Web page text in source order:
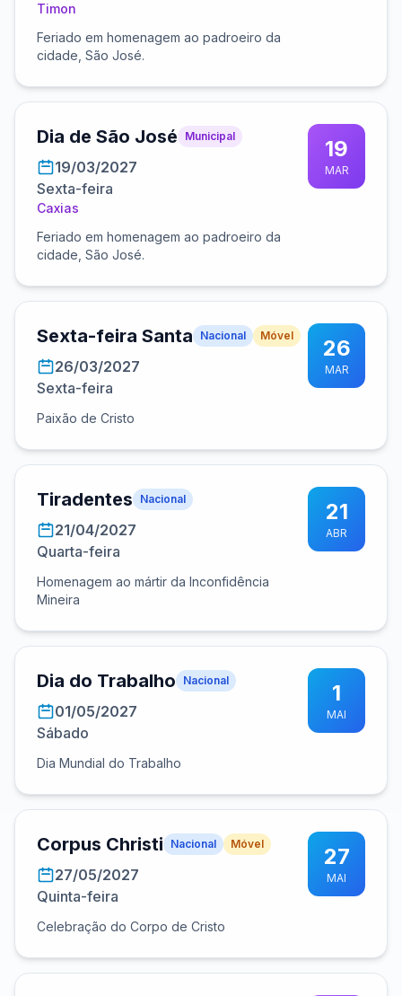
Timon
Feriado em homenagem ao padroeiro da
cidade, São José.
Dia de São José Municipal
19/03/2027
Sexta-feira
Caxias
Feriado em homenagem ao padroeiro da
cidade, São José.
19
MAR
Sexta-feira Santa Nacional Móvel
26/03/2027
Sexta-feira
Paixão de Cristo
26
MAR
Tiradentes Nacional
21/04/2027
Quarta-feira
Homenagem ao mártir da Inconfidência
Mineira
21
ABR
Dia do Trabalho Nacional
01/05/2027
Sábado
Dia Mundial do Trabalho
1
MAI
Corpus Christi Nacional Móvel
27/05/2027
Quinta-feira
Celebração do Corpo de Cristo
27
MAI